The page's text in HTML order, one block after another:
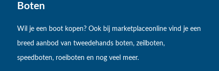
Boten
Wil je een boot kopen? Ook bij marketplaceonline vind je een
breed aanbod van tweedehands boten, zeilboten,
speedboten, roeiboten en nog veel meer.